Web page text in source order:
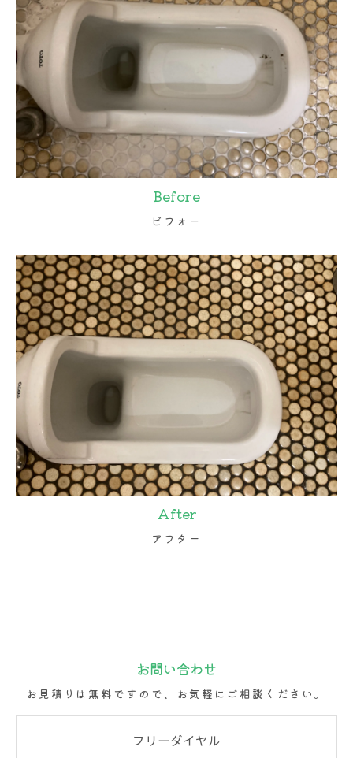
Before
ビフォー
After
アフター
お問い合わせ
お見積りは無料ですので、お気軽にご相談ください。
フリーダイヤル